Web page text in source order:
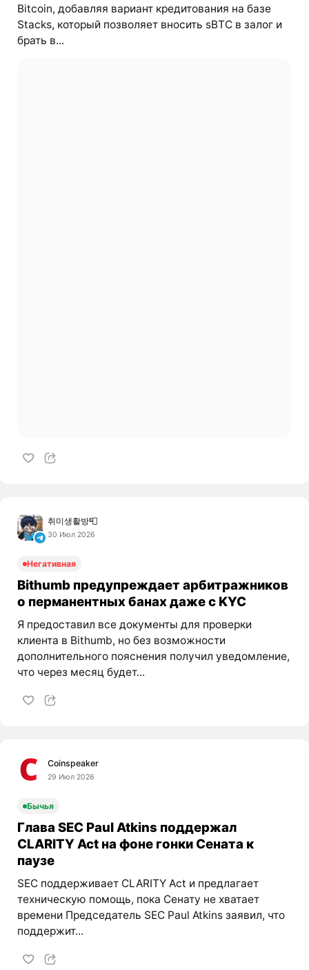
Bitcoin, добавляя вариант кредитования на базе
Stacks, который позволяет вносить sBTC в залог и
брать в...
취미생활방📮
30 Июл 2026
Негативная
Bithumb предупреждает арбитражников
о перманентных банах даже с KYC
Я предоставил все документы для проверки
клиента в Bithumb, но без возможности
дополнительного пояснения получил уведомление,
что через месяц будет...
Coinspeaker
29 Июл 2026
Бычья
Глава SEC Paul Atkins поддержал
CLARITY Act на фоне гонки Сената к
паузе
SEC поддерживает CLARITY Act и предлагает
техническую помощь, пока Сенату не хватает
времени Председатель SEC Paul Atkins заявил, что
поддержит...